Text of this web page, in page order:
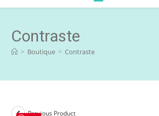
Contraste
> Boutique > Contraste
Previous Product